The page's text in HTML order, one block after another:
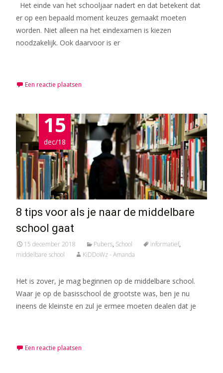
Het einde van het schooljaar nadert en dat betekent dat
er op een bepaald moment keuzes gemaakt moeten
worden. Niet alleen na het eindexamen is kiezen
noodzakelijk. Ook daarvoor is er
Een reactie plaatsen
15
dec/18
8 tips voor als je naar de middelbare
school gaat
15 december 2018 Pubers, School informatief,
middelbare school
KiDDoWz - Amanda
Het is zover, je mag beginnen op de middelbare school.
Waar je op de basisschool de grootste was, ben je nu
ineens de kleinste en zul je ermee moeten dealen dat je
Een reactie plaatsen